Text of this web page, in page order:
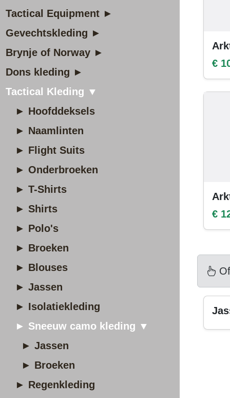
Tactical Equipment ►
Gevechtskleding ►
Brynje of Norway ►
Dons kleding ►
Tactical Kleding ▼
► Hoofddeksels
► Naamlinten
► Flight Suits
► Onderbroeken
► T-Shirts
► Shirts
► Polo's
► Broeken
► Blouses
► Jassen
► Isolatiekleding
► Sneeuw camo kleding ▼
► Jassen
► Broeken
► Regenkleding
€
€